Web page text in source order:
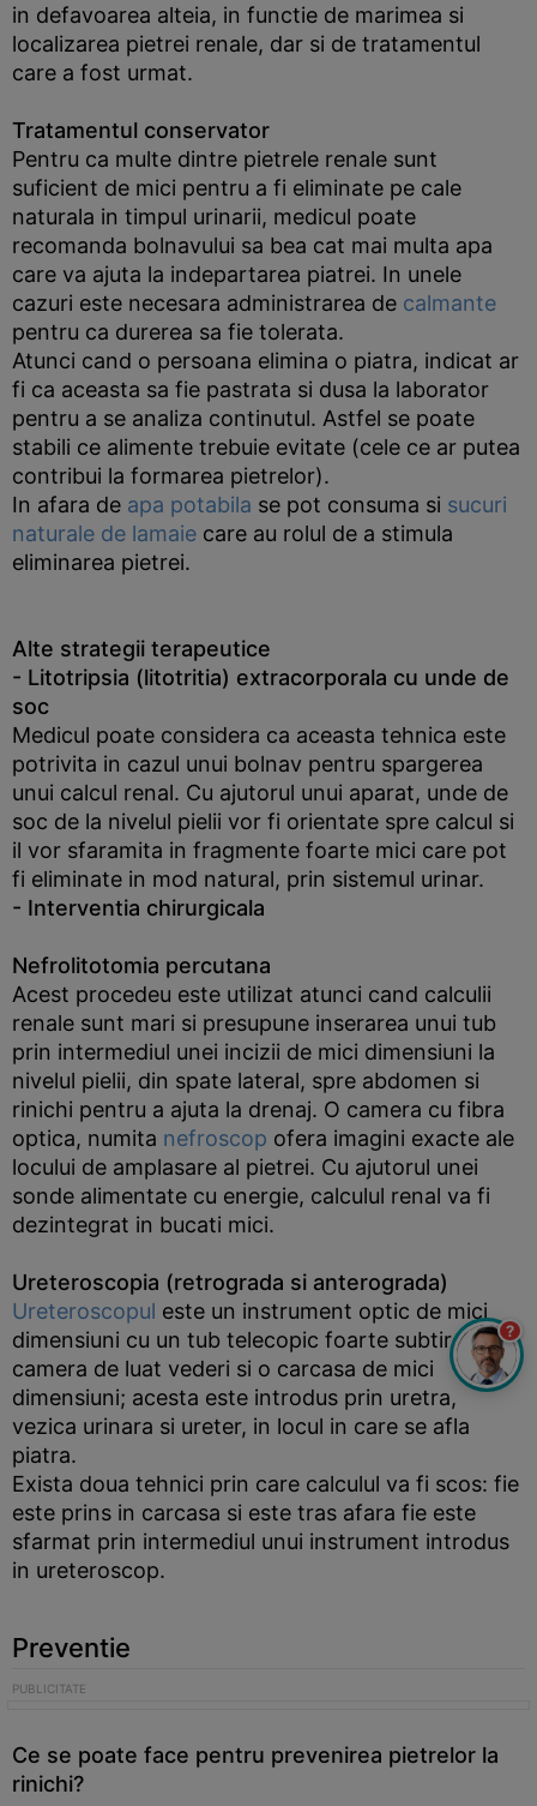
in defavoarea alteia, in functie de marimea si
localizarea pietrei renale, dar si de tratamentul
care a fost urmat.
Tratamentul conservator
Pentru ca multe dintre pietrele renale sunt
suficient de mici pentru a fi eliminate pe cale
naturala in timpul urinarii, medicul poate
recomanda bolnavului sa bea cat mai multa apa
care va ajuta la indepartarea piatrei. In unele
cazuri este necesara administrarea de calmante
pentru ca durerea sa fie tolerata.
Atunci cand o persoana elimina o piatra, indicat ar
fi ca aceasta sa fie pastrata si dusa la laborator
pentru a se analiza continutul. Astfel se poate
stabili ce alimente trebuie evitate (cele ce ar putea
contribui la formarea pietrelor).
In afara de apa potabila se pot consuma si sucuri
naturale de lamaie care au rolul de a stimula
eliminarea pietrei.
Alte strategii terapeutice
- Litotripsia (litotritia) extracorporala cu unde de
soc
Medicul poate considera ca aceasta tehnica este
potrivita in cazul unui bolnav pentru spargerea
unui calcul renal. Cu ajutorul unui aparat, unde de
soc de la nivelul pielii vor fi orientate spre calcul si
il vor sfaramita in fragmente foarte mici care pot
fi eliminate in mod natural, prin sistemul urinar.
- Interventia chirurgicala
Nefrolitotomia percutana
Acest procedeu este utilizat atunci cand calculii
renale sunt mari si presupune inserarea unui tub
prin intermediul unei incizii de mici dimensiuni la
nivelul pielii, din spate lateral, spre abdomen si
rinichi pentru a ajuta la drenaj. O camera cu fibra
optica, numita nefroscop ofera imagini exacte ale
locului de amplasare al pietrei. Cu ajutorul unei
sonde alimentate cu energie, calculul renal va fi
dezintegrat in bucati mici.
Ureteroscopia (retrograda si anterograda)
Ureteroscopul este un instrument optic de mici
dimensiuni cu un tub telecopic foarte subtire, o
camera de luat vederi si o carcasa de mici
dimensiuni; acesta este introdus prin uretra,
vezica urinara si ureter, in locul in care se afla
piatra.
Exista doua tehnici prin care calculul va fi scos: fie
este prins in carcasa si este tras afara fie este
sfarmat prin intermediul unui instrument introdus
in ureteroscop.
Preventie
Ce se poate face pentru prevenirea pietrelor la
rinichi?
?